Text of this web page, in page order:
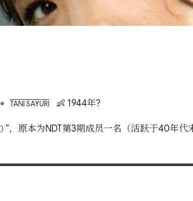
• TANI SAYURI 👶 1944年?
”，原本为NDT第3期成员一名（活跃于40年代